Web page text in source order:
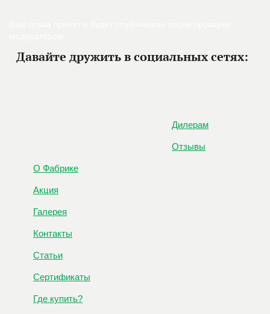
Давайте дружить в социальных сетях:
Дилерам
Отзывы
О Фабрике
Акция
Галерея
Контакты
Статьи
Сертификаты
Где купить?